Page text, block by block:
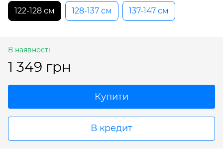
122-128 см
128-137 см 137-147 см
В наявності
1 349 грн
Купити
В кредит